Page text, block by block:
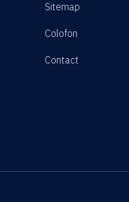
Sitemap
Colofon
Contact